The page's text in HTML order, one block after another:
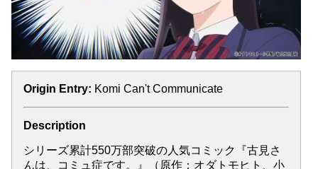
Origin Entry: Komi Can't Communicate
Description
シリーズ累計550万部突破の人気コミック『古見さ
んは、コミュ症です。』（原作：オダトモヒト、小